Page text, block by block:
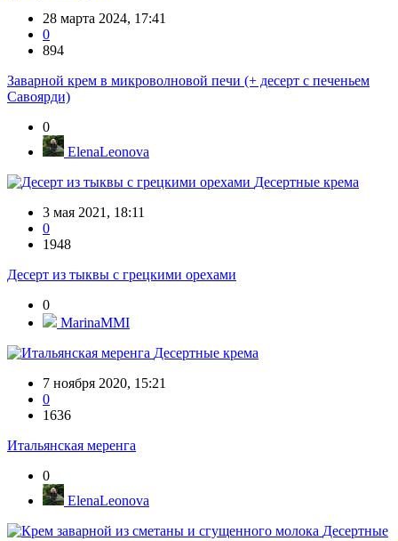
28 марта 2024, 17:41
0
894
Заварной крем в микроволновой печи (+ десерт с печеньем
Савоярди)
0
ElenaLeonova
Десертные крема
3 мая 2021, 18:11
0
1948
Десерт из тыквы с грецкими орехами
0
MarinaMMI
Десертные крема
7 ноября 2020, 15:21
0
1636
Итальянская меренга
0
ElenaLeonova
Десертные